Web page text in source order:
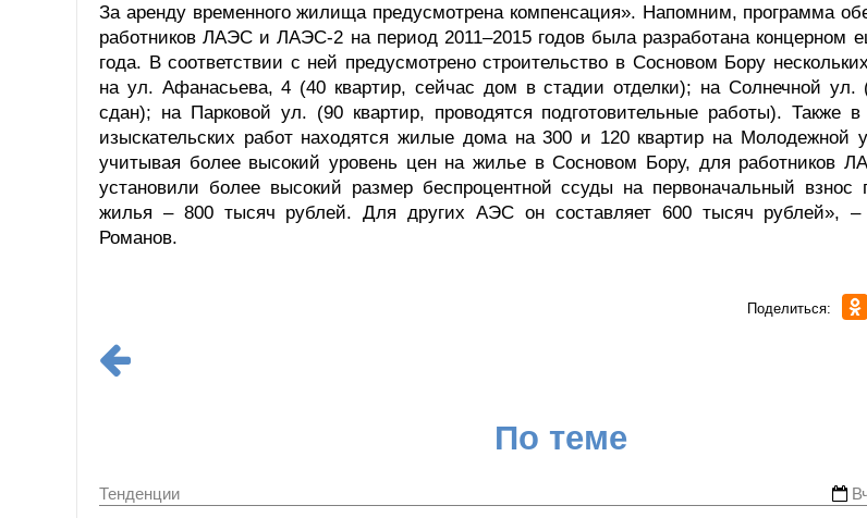
За аренду временного жилища предусмотрена компенсация». Напомним, программа
работников ЛАЭС и ЛАЭС-2 на период 2011–2015 годов была разработана концерном
года. В соответствии с ней предусмотрено строительство в Сосновом Бору
на ул. Афанасьева, 4 (40 квартир, сейчас дом в стадии отделки); на Солнечной ул.
сдан); на Парковой ул. (90 квартир, проводятся подготовительные работы). Также в
изыскательских работ находятся жилые дома на 300 и 120 квартир на Молодежной
учитывая более высокий уровень цен на жилье в Сосновом Бору, для
установили более высокий размер беспроцентной ссуды на первоначальный взнос
жилья – 800 тысяч рублей. Для других АЭС он составляет 600 тысяч рублей», –
Романов.
Поделиться:
По теме
Тенденции